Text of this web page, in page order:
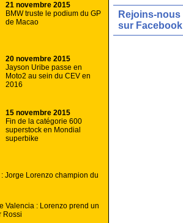
21 novembre 2015
BMW truste le podium du GP
de Macao
20 novembre 2015
Jayson Uribe passe en
Moto2 au sein du CEV en
2016
15 novembre 2015
Fin de la catégorie 600
superstock en Mondial
superbike
Jorge Lorenzo champion du
Valencia : Lorenzo prend un
Rossi
Rejoins-nous
sur Facebook